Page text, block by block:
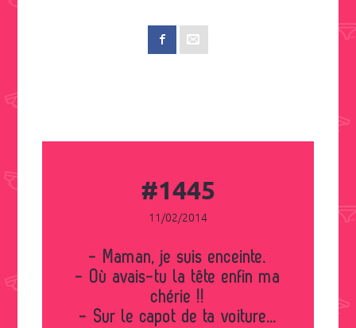
#1445
11/02/2014
- Maman, je suis enceinte.
- Où avais-tu la tête enfin ma
chérie !!
- Sur le capot de ta voiture...